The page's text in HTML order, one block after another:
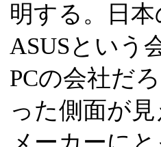
明する。日
ASUSという
PCの会社だ
った側面が